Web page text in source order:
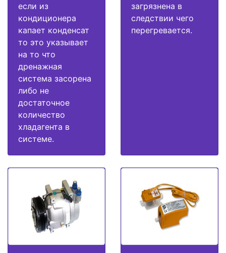
если из
кондиционера
капает конденсат
то это указывает
на то что
дренажная
система засорена
либо не
достаточное
количество
хладагента в
системе.
загрязнена в
следствии чего
перегревается.